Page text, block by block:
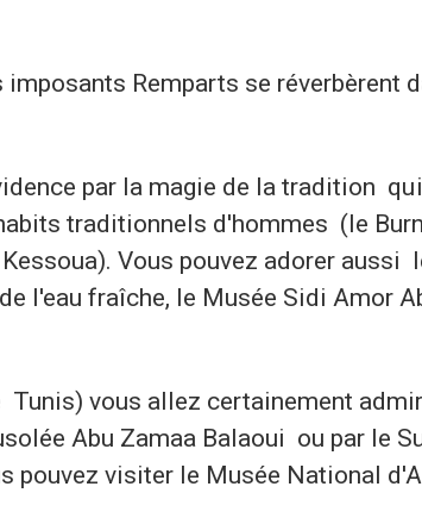
Remparts se réverbèrent
par la magie de la tradition qui
traditionnels d'hommes (le
Vous pouvez adorer aussi
l'eau fraîche, le Musée Sidi Amor
vous allez certainement
Abu Zamaa Balaoui ou par le
pouvez visiter le Musée National